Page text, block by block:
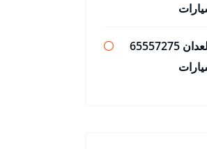
ونش سطحة كرين العدان 65557275